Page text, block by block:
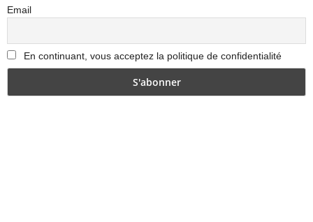
Email
En continuant, vous acceptez la politique de confidentialité